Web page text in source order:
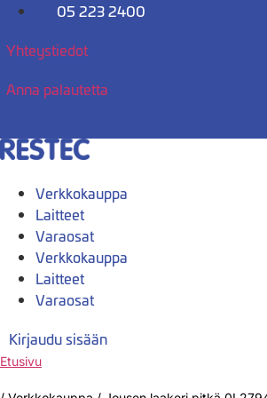
Mene
05 223 2400
Yhteystiedot
Anna palautetta
Verkkokauppa
Laitteet
Varaosat
Verkkokauppa
Laitteet
Varaosat
Kirjaudu sisään
Etusivu